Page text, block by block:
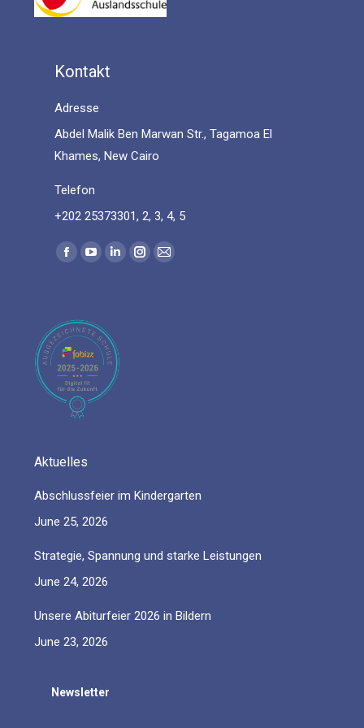
Kontakt
Adresse
Abdel Malik Ben Marwan Str., Tagamoa El
Khames, New Cairo
Telefon
+202 25373301, 2, 3, 4, 5
Find us on:
Facebook
in
new
window
YouTube
in
new
window
Linkedin
new
window
Instagram
Mail
Aktuelles
Abschlussfeier im Kindergarten
June 25, 2026
Strategie, Spannung und starke Leistungen
June 24, 2026
Unsere Abiturfeier 2026 in Bildern
June 23, 2026
Newsletter